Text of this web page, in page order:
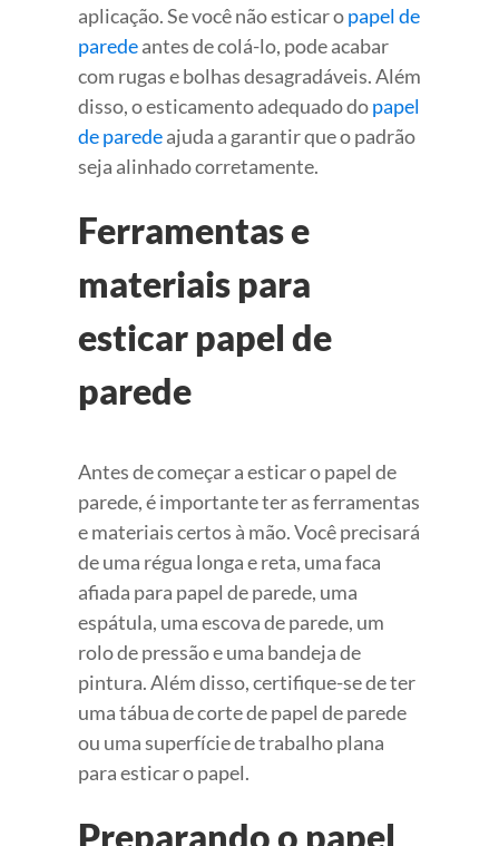
aplicação. Se você não esticar opapel de
paredeantes de colá-lo, pode acabar
com rugas e bolhas desagradáveis. Além
disso, o esticamento adequado dopapel
de paredeajuda a garantir que o padrão
seja alinhado corretamente.
Ferramentas e
materiais para
esticar papel de
parede
Antes de começar a esticar o papel de
parede, é importante ter as ferramentas
e materiais certos à mão. Você precisará
de uma régua longa e reta, uma faca
afiada para papel de parede, uma
espátula, uma escova de parede, um
rolo de pressão e uma bandeja de
pintura. Além disso, certifique-se de ter
uma tábua de corte de papel de parede
ou uma superfície de trabalho plana
para esticar o papel.
Preparando o papel